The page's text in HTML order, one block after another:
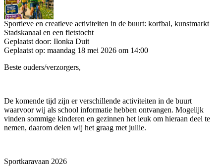
Sportieve en creatieve activiteiten in de buurt: korfbal, kunstmarkt
Stadskanaal en een fietstocht
Geplaatst door: Ilonka Duit
Geplaatst op: maandag 18 mei 2026 om 14:00
Beste ouders/verzorgers,
De komende tijd zijn er verschillende activiteiten in de buurt
waarvoor wij als school informatie hebben ontvangen. Mogelijk
vinden sommige kinderen en gezinnen het leuk om hieraan deel te
nemen, daarom delen wij het graag met jullie.
Sportkaravaan 2026